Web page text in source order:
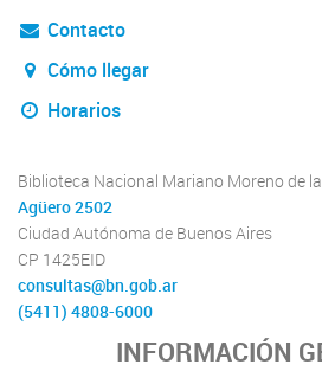
Contacto
Cómo llegar
Horarios
Biblioteca Nacional Mariano Moreno de
Agüero 2502
Ciudad Autónoma de Buenos Aires
CP 1425EID
consultas@bn.gob.ar
(5411) 4808-6000
INFORMACIÓN